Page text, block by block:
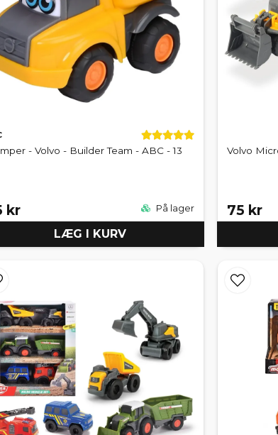
- Volvo - Builder Team - ABC - 13
kr På lager
LÆG I KURV
Volvo
75 kr